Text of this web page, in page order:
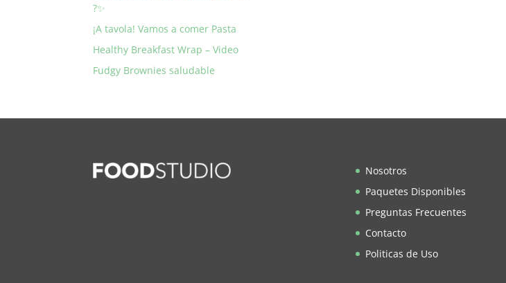
?✨
¡A tavola! Vamos a comer Pasta
Healthy Breakfast Wrap – Video
Fudgy Brownies saludable
Nosotros
Paquetes Disponibles
Preguntas Frecuentes
Contacto
Politicas de Uso